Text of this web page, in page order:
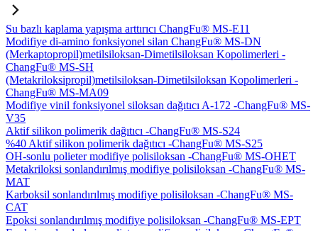
Su bazlı kaplama yapışma arttırıcı ChangFu® MS-E11
Modifiye di-amino fonksiyonel silan ChangFu® MS-DN
(Merkaptopropil)metilsiloksan-Dimetilsiloksan Kopolimerleri -
ChangFu® MS-SH
(Metakriloksipropil)metilsiloksan-Dimetilsiloksan Kopolimerleri -
ChangFu® MS-MA09
Modifiye vinil fonksiyonel siloksan dağıtıcı A-172 -ChangFu® MS-
V35
Aktif silikon polimerik dağıtıcı -ChangFu® MS-S24
%40 Aktif silikon polimerik dağıtıcı -ChangFu® MS-S25
OH-sonlu polieter modifiye polisiloksan -ChangFu® MS-OHET
Metakriloksi sonlandırılmış modifiye polisiloksan -ChangFu® MS-
MAT
Karboksil sonlandırılmış modifiye polisiloksan -ChangFu® MS-
CAT
Epoksi sonlandırılmış modifiye polisiloksan -ChangFu® MS-EPT